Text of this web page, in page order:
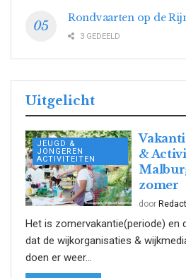
Rondvaarten op de
3 GEDEELD
Uitgelicht
JEUGD &
JONGEREN
ACTIVITEITEN
&
zomer
door
Het is zomervakantie(periode) en
dat de wijkorganisaties &
doen er weer...